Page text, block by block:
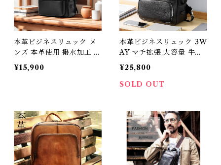
本革ビジネスリュック メ
ンズ 本革使用 撥水加工 ビ
ジネスリュックサック 15.
6インチ ワイド A4サイズ
¥15,900
本革ビジネスリュック 3W
AY マチ拡張 大容量 牛革
使用 撥水加工 ビジネスバ
ッグ リュックサック 15.6
インチ ワイド A4サイズ書
日 266747
¥25,800
SOLD OUT